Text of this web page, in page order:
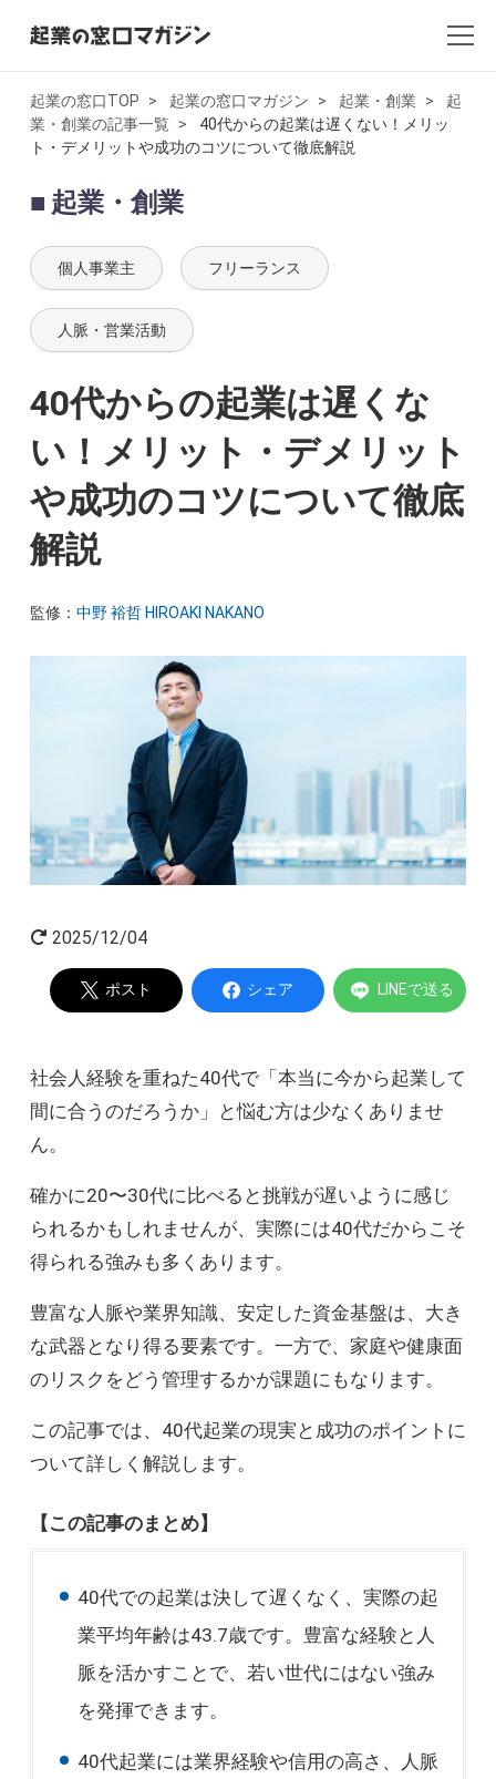
全記事一覧
起業・創業
開業
副業
会社設立・法人化
会計
AI×起業
起業家インタビュー
起業の窓口TOP 起業の窓口マガジン 起業・創業
起
業・創業の記事一覧
40代からの起業は遅くない！メリッ
ト・デメリットや成功のコツについて徹底解説
起業・創業
個人事業主 フリーランス
人脈・営業活動
40代からの起業は遅くな
い！メリット・デメリット
や成功のコツについて徹底
解説
監修： 中野 裕哲 HIROAKI NAKANO
2025/12/04
ポスト シェア LINEで送る
社会人経験を重ねた40代で「本当に今から起業して
間に合うのだろうか」と悩む方は少なくありませ
ん。
確かに20〜30代に比べると挑戦が遅いように感じ
られるかもしれませんが、実際には40代だからこそ
得られる強みも多くあります。
豊富な人脈や業界知識、安定した資金基盤は、大き
な武器となり得る要素です。一方で、家庭や健康面
のリスクをどう管理するかが課題にもなります。
この記事では、40代起業の現実と成功のポイントに
ついて詳しく解説します。
【この記事のまとめ】
40代での起業は決して遅くなく、実際の起
業平均年齢は43.7歳です。豊富な経験と人
脈を活かすことで、若い世代にはない強み
を発揮できます。
40代起業には業界経験や信用の高さ、人脈